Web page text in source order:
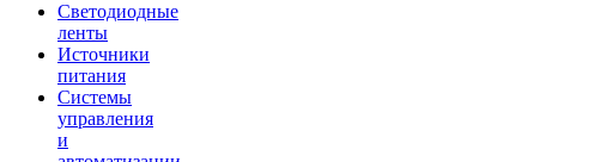
Светодиодные
ленты
Источники
питания
Системы
управления
и